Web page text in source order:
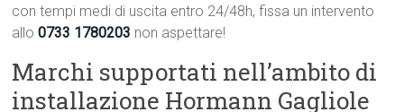
con tempi medi di uscita entro 24/48h, fissa un intervento
allo0733 1780203 non aspettare!
Marchi supportati nell’ambito di
installazione Hormann Gagliole